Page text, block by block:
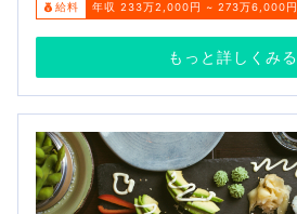
給料 年収 233万2,000円 ~ 273万6,000円
もっと詳しくみる